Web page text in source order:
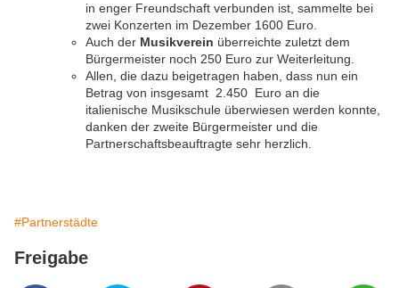
in enger Freundschaft verbunden ist, sammelte bei
zwei Konzerten im Dezember 1600 Euro.
Auch der Musikverein überreichte zuletzt dem
Bürgermeister noch 250 Euro zur Weiterleitung.
Allen, die dazu beigetragen haben, dass nun ein
Betrag von insgesamt 2.450 Euro an die
italienische Musikschule überwiesen werden konnte,
danken der zweite Bürgermeister und die
Partnerschaftsbeauftragte sehr herzlich.
#Partnerstädte
Freigabe